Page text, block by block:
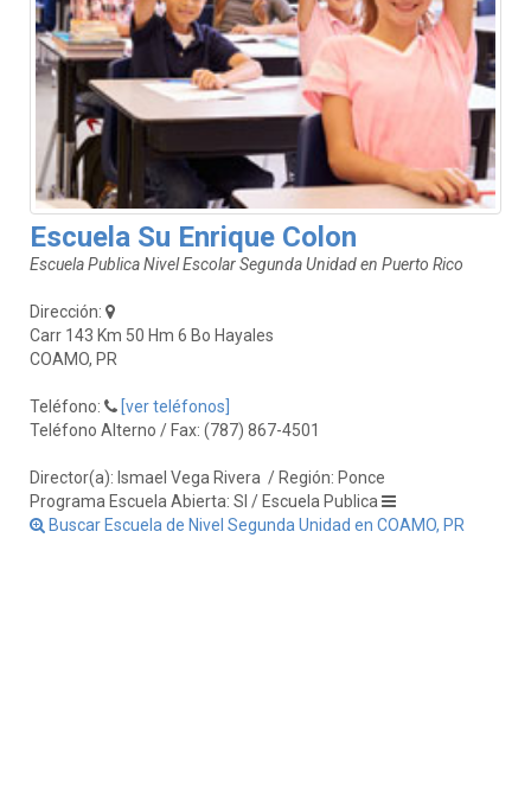
Escuela Su Enrique Colon
Escuela Publica Nivel Escolar Segunda Unidad en Puerto Rico
Dirección:
Carr 143 Km 50 Hm 6 Bo Hayales
COAMO, PR
Teléfono:
[ver teléfonos]
Teléfono Alterno / Fax: (787) 867-4501
Director(a): Ismael Vega Rivera / Región: Ponce
Programa Escuela Abierta: SI / Escuela Publica
Buscar Escuela de Nivel Segunda Unidad en COAMO, PR